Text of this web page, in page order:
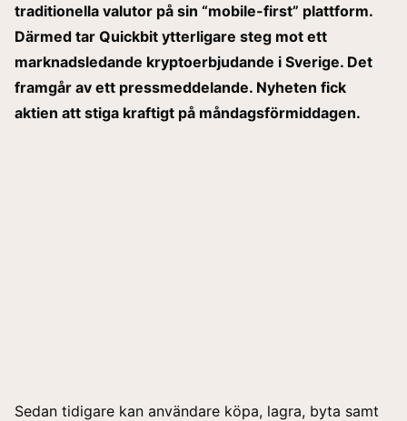
traditionella valutor på sin “mobile-first” plattform.
Därmed tar Quickbit ytterligare steg mot ett
marknadsledande kryptoerbjudande i Sverige. Det
framgår av ett pressmeddelande. Nyheten fick
aktien att stiga kraftigt på måndagsförmiddagen.
Sedan tidigare kan användare köpa, lagra, byta samt